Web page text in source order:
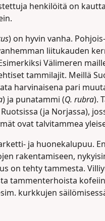
henkilöitä on
) on hyvin vanha.
liitukauden
Välimeren
tammilajit. Meillä
harvinaisena pari
) ja punatammi (Q. rubra).
(ja Norjassa),
ovat talvitammea
ja huonekalupuu.
rakentamiseen,
on tehty tammesta.
tammenterhoista
kurkkujen